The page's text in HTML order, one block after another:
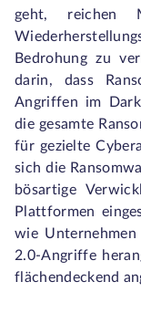
geht, reichen
Bedrohung zu
darin, dass
Angriffen im
die gesamte
für gezielte
sich die
bösartige
Plattformen
wie
2.0-Angriffe
flächendeckend